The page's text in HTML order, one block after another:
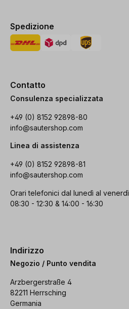
Spedizione
Contatto
Consulenza specializzata
+49 (0) 8152 92898-80
info@sautershop.com
Linea di assistenza
+49 (0) 8152 92898-81
info@sautershop.com
Orari telefonici dal lunedì al venerdì
08:30 - 12:30 & 14:00 - 16:30
Indirizzo
Negozio / Punto vendita
Arzbergerstraße 4
82211 Herrsching
Germania